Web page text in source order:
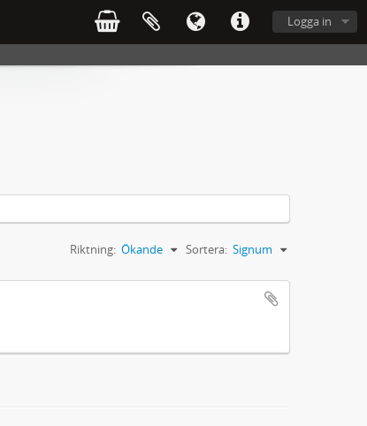
Logga in
Sortera: Signum
Riktning: Ökande